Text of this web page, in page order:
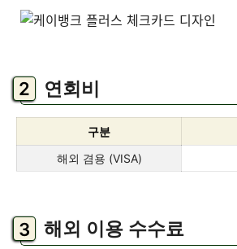
연회비
구분
해외 겸용 (VISA)
해외 이용 수수료